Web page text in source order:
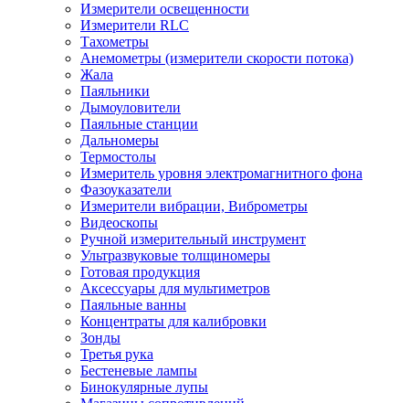
Измерители освещенности
Измерители RLC
Тахометры
Анемометры (измерители скорости потока)
Жала
Паяльники
Дымоуловители
Паяльные станции
Дальномеры
Термостолы
Измеритель уровня электромагнитного фона
Фазоуказатели
Измерители вибрации, Виброметры
Видеоскопы
Ручной измерительный инструмент
Ультразвуковые толщиномеры
Готовая продукция
Аксессуары для мультиметров
Паяльные ванны
Концентраты для калибровки
Зонды
Третья рука
Бестеневые лампы
Бинокулярные лупы